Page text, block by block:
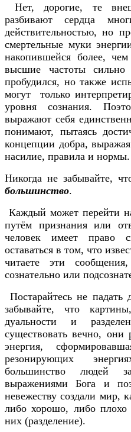
Нет, дорогие, те
разбивают сердца
действительностью, но
смертельные муки
накопившейся более,
высшие частоты
пробудился, но также
могут только
уровня сознания.
выражают себя
понимают, пытаясь
концепции добра,
насилие, правила и нормы.
Никогда не забывайте,
большинство.
Каждый может перейти
путём признания или
человек имеет право
оставаться в том, что
читаете эти
сознательно или
Постарайтесь не
забывайте, что
дуальности и
существовать вечно, они
энергия,
резонирующих
большинство людей
выражениями Бога и
невежеству создали мир,
либо хорошо, либо
них (разделение).